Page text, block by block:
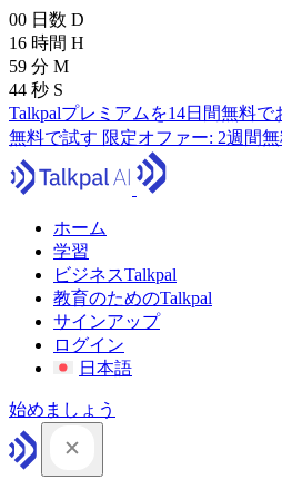
00 日数 D
16 時間 H
59 分 M
43 秒 S
Talkpalプレミアムを14日間無料で
無料で試す 限定オファー: 2週間
ホーム
学習
ビジネスTalkpal
教育のためのTalkpal
サインアップ
ログイン
日本語
始めましょう